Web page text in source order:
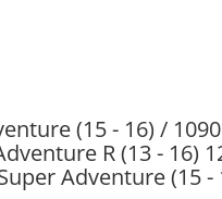
(15 - 16) /
R (13 - 16)
Adventure (15 -